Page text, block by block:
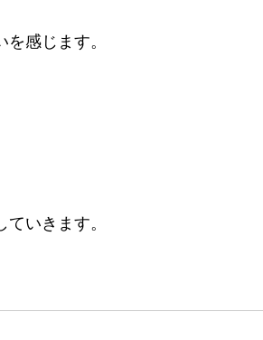
感じます。
いきます。